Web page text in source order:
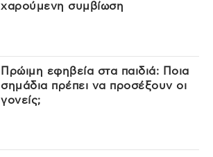
χαρούμενη συμβίωση
Πρώιμη εφηβεία στα παιδιά: Ποια
σημάδια πρέπει να προσέξουν οι
γονείς;